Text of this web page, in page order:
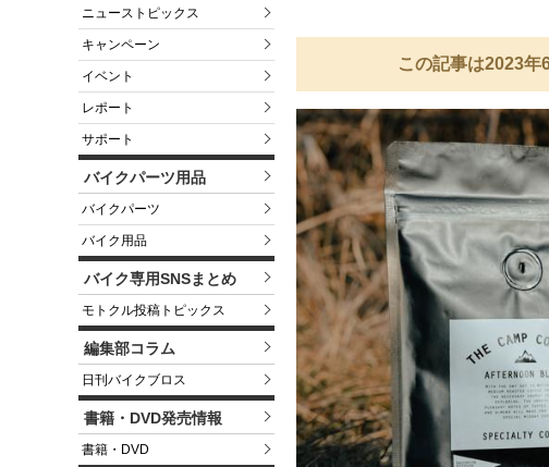
ニューストピックス
キャンペーン
イベント
レポート
サポート
バイクパーツ用品
バイクパーツ
バイク用品
バイク専用SNSまとめ
モトクル投稿トピックス
編集部コラム
日刊バイクブロス
書籍・DVD発売情報
書籍・DVD
この記事は2023年